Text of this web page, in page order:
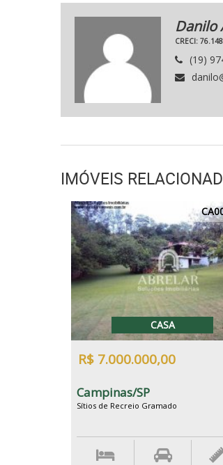
Danilo
CRECI:
(19)
IMÓVEIS
CASA
R$ 7.000.000,00
Campinas/SP
Sítios de Recreio Gramado